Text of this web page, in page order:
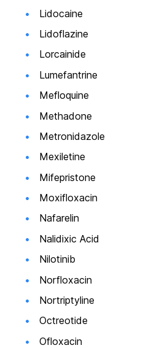
Lidocaine
Lidoflazine
Lorcainide
Lumefantrine
Mefloquine
Methadone
Metronidazole
Mexiletine
Mifepristone
Moxifloxacin
Nafarelin
Nalidixic Acid
Nilotinib
Norfloxacin
Nortriptyline
Octreotide
Ofloxacin